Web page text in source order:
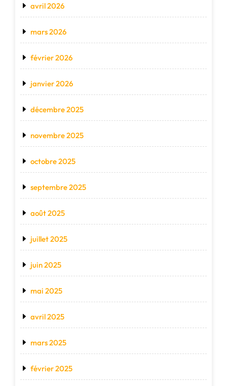
avril 2026
mars 2026
février 2026
janvier 2026
décembre 2025
novembre 2025
octobre 2025
septembre 2025
août 2025
juillet 2025
juin 2025
mai 2025
avril 2025
mars 2025
février 2025